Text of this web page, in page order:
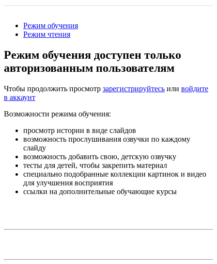
Режим обучения
Режим чтения
Режим обучения доступен только
авторизованным пользователям
Чтобы продолжить просмотр зарегистрируйтесь или войдите
в аккаунт
Возможности режима обучения:
просмотр истории в виде слайдов
возможность прослушивания озвучки по каждому
слайду
возможность добавить свою, детскую озвучку
тесты для детей, чтобы закрепить материал
специально подобранные коллекции картинок и видео
для улучшения восприятия
ссылки на дополнительные обучающие курсы